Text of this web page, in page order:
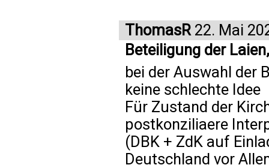
ThomasR22. Mai
Beteiligung der
bei der Auswahl der
keine schlechte Idee
Für Zustand der
postkonziliaere
(DBK + ZdK auf
Deutschland vor